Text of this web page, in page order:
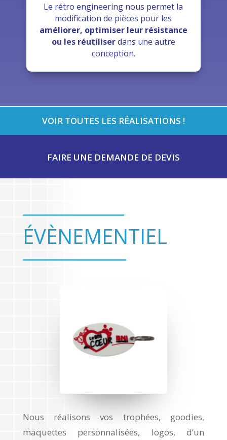
Le rétro engineering nous permet la
modification de pièces pour les
améliorer, optimiser leur résistance
ou les réutiliserdans une autre
conception.
VOIR TOUTES LES RÉALISATIONS !
FAIRE UNE DEMANDE DE DEVIS
ÉVÈNEMENTIEL
Nous réalisons vos trophées, goodies,
maquettes personnalisées, logos, d’un